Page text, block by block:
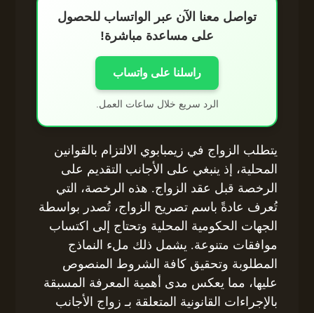
تواصل معنا الآن عبر الواتساب للحصول
على مساعدة مباشرة!
راسلنا على واتساب
الرد سريع خلال ساعات العمل.
يتطلب الزواج في زيمبابوي الالتزام بالقوانين
المحلية، إذ ينبغي على الأجانب التقديم على
الرخصة قبل عقد الزواج. هذه الرخصة، التي
تُعرف عادةً باسم تصريح الزواج، تُصدر بواسطة
الجهات الحكومية المحلية وتحتاج إلى اكتساب
موافقات متنوعة. يشمل ذلك ملء النماذج
المطلوبة وتحقيق كافة الشروط المنصوص
عليها، مما يعكس مدى أهمية المعرفة المسبقة
بالإجراءات القانونية المتعلقة بـ زواج الأجانب